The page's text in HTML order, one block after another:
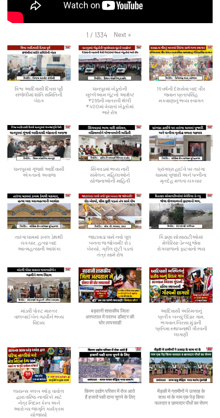
1 / 1334 Next »
વિશ્વ આદિવાસી દિવસ પૂર્વે
સંજેલીમાં શાંતિ સમિતિની
બેઠક
ધાનપુરમાં ખેડૂતોની
ખુલ્લેઆમ લૂંટનો આક્ષેપ!
₹266ની ખાતરની થેલી
₹400માં વેચાતાં ખેડૂતોમાં
ભારે રોષ
16 વર્ષની દેશસેવા બાદ વીર
જવાન પ્રતાપસિંહ
મકવાણાનું ભવ્ય સ્વાગત
ધાનપુરમાં ગૂંજશે આદિવાસી
એકતાનો અવાજ
સિંગવડમાં ભવ્ય નારી
સંમેલન, મહિલાઓને
યોજનાઓની માહિતી
ધ્રાંગધ્રા હાઈવે પર તારંગા
ધામમાં પૂજારી અને પત્નીના
મૃતદેહ મળતા ચકચાર
તારંગા ધામમાં ડબલ ડેથથી
ચકચાર, હત્યા બાદ
આત્મહત્યાની આશંકા
જાટાવાડા પાસે નવો પૂલ
બનતા જ જોખમી! રોડ
બેસ્યો, ગ્રીલ છૂટી પડતાં
તંત્ર સામે રોષ
કિડાણા સોસાયટીઓમાં
મેલેરિયા-ડેન્ગ્યુ જેવા
રોગચાળાનો ફાટવાનો ભય
માંડવી પોસ્ટ માસ્તર
વાલબાઈબેન ગઢવીને ભવ્ય
વિદાય
बड़वानी शासकीय जिला
अस्पताल में पदस्थ डॉक्टर की
घोर लापरवाही
આદિવાસી અસ્મિતાનું
પ્રતીક બન્યું ઊંડાર ગામ,
ભગવાન બિરસા મુંડાની
પ્રતિમા સ્થાપનાથી ગૌરવની
લાગણી
લાયન્સ ક્લબ ઓફ વાવોલ
દ્વારા વરિષ્ઠ નાગરિકો માટે
નેત્ર નિદાન કેમ્પ અને
આરોગ્ય જાગૃતિ કાર્યક્રમ
યોજાયો
किरण उद्योग परिसर में रोज आते
हैं हजारों पक्षी दाना चुगने के लिए
मेंड़की मे ग्रामीणों ने उत्साह के
साथ मां के नाम एक पेड़ किया
फलदार व छायादार पौधों का रोपण